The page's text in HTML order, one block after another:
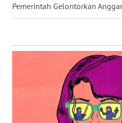
Pemerintah Gelontorkan
WN